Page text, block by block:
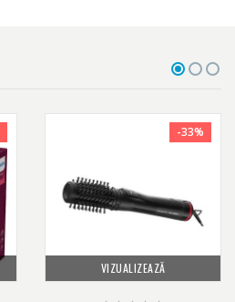
VIZUALIZEAZĂ
-33%